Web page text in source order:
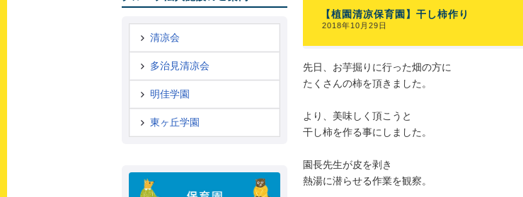
清凉会
多治見清凉会
明佳学園
東ヶ丘学園
【植園清凉保育園】干し柿作り
2018年10月29日
先日、お芋掘りに行った畑の方に
たくさんの柿を頂きました。
より、美味しく頂こうと
干し柿を作る事にしました。
園長先生が皮を剥き
熱湯に潜らせる作業を観察。